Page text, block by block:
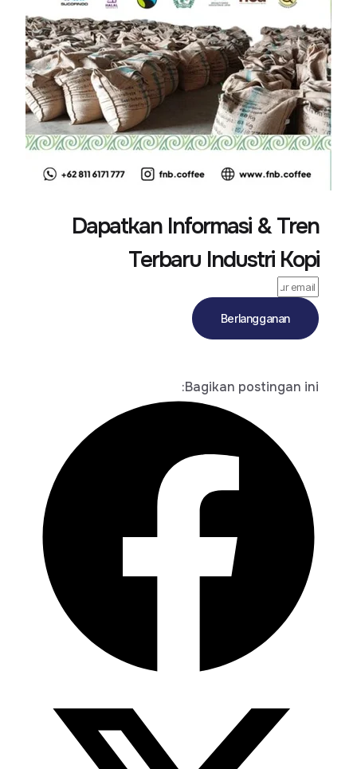
Dapatkan Informasi & Tren
Terbaru Industri Kopi
Berlangganan
Bagikan postingan ini: